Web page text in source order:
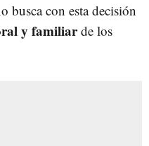
busca con esta decisión
y familiarde los